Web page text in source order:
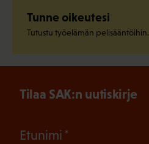
Tunne oikeutesi
Tutustu työelämän pelisääntöihin.
Tilaa SAK:n uutiskirje
Etunimi